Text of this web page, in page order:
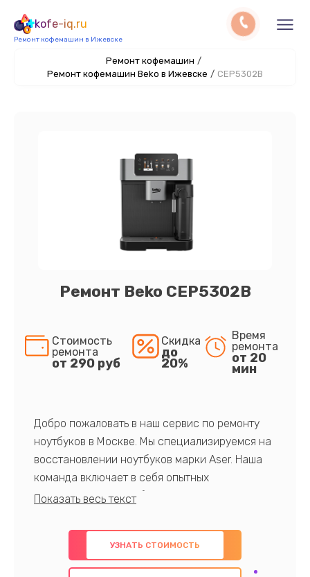
kofe-iq.ru
Ремонт кофемашин в Ижевске
Ремонт кофемашин /
Ремонт кофемашин Beko в Ижевске / CEP5302B
Ремонт Beko CEP5302B
Стоимость
ремонта
от 290 руб
Скидка
до
20%
Время
ремонта
от 20
мин
Добро пожаловать в наш сервис по ремонту
ноутбуков в Москве. Мы специализируемся на
восстановлении ноутбуков марки Aser. Наша
команда включает в себя опытных
профессионалов с обширными знаниями и
предлагаем быстрый и качественный ремонт с
использованием оригинальных компонентов, а
также гарантируем качество всех
УЗНАТЬ СТОИМОСТЬ